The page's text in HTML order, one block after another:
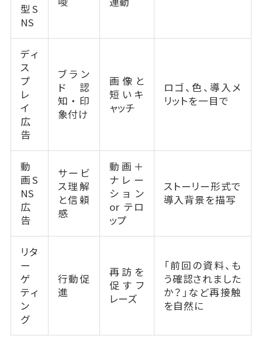
型S
NS
ディ
ス
プ
レ
イ
広
告
ブラン
ド認
知・印
象付け
画像と
短いキ
ャッチ
ロゴ、色、導入メ
リットを一目で
動
画S
NS
広
告
サービ
ス理解
と信頼
感
動画＋
ナレー
ション
or テロ
ップ
ストーリー形式で
導入背景を描写
リタ
ー
ゲ
ティ
ン
グ
行動促
進
再訪を
促すフ
レーズ
「前回の資料、も
う確認されました
か？」など再接触
を自然に